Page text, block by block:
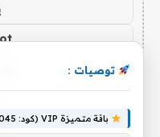
توصيات :
باقة متميزة VIP (كود: AA38045):